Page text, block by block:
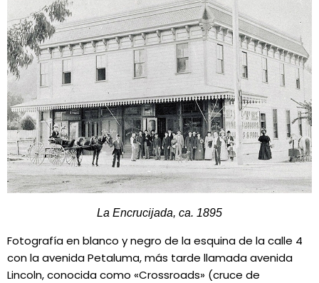
La Encrucijada, ca. 1895
Fotografía en blanco y negro de la esquina de la calle 4
con la avenida Petaluma, más tarde llamada avenida
Lincoln, conocida como «Crossroads» (cruce de